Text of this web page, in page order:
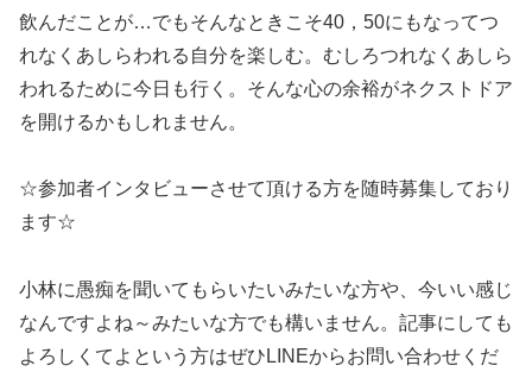
飲んだことが…でもそんなときこそ40，50にもなってつ
れなくあしらわれる自分を楽しむ。むしろつれなくあしら
われるために今日も行く。そんな心の余裕がネクストドア
を開けるかもしれません。
☆参加者インタビューさせて頂ける方を随時募集しており
ます☆
小林に愚痴を聞いてもらいたいみたいな方や、今いい感じ
なんですよね～みたいな方でも構いません。記事にしても
よろしくてよという方はぜひLINEからお問い合わせくだ